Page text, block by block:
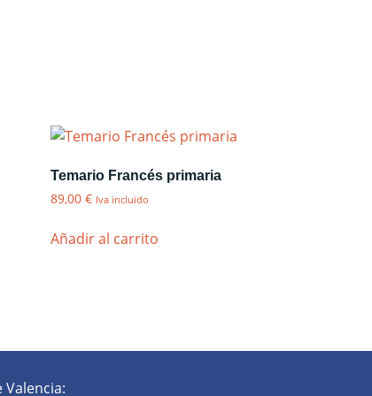
Temario Francés primaria
89,00 € Iva incluido
Añadir al carrito